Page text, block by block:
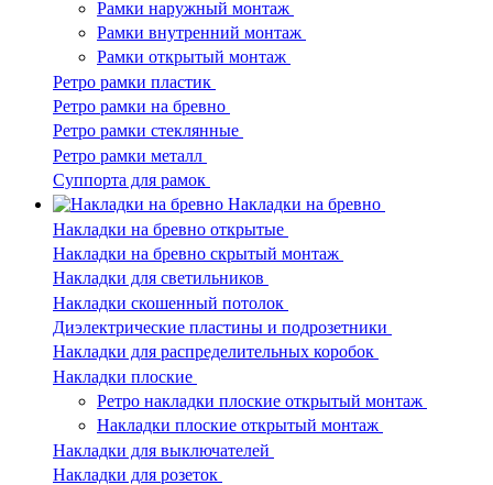
Рамки наружный монтаж
Рамки внутренний монтаж
Рамки открытый монтаж
Ретро рамки пластик
Ретро рамки на бревно
Ретро рамки стеклянные
Ретро рамки металл
Суппорта для рамок
Накладки на бревно
Накладки на бревно открытые
Накладки на бревно скрытый монтаж
Накладки для светильников
Накладки скошенный потолок
Диэлектрические пластины и подрозетники
Накладки для распределительных коробок
Накладки плоские
Ретро накладки плоские открытый монтаж
Накладки плоские открытый монтаж
Накладки для выключателей
Накладки для розеток